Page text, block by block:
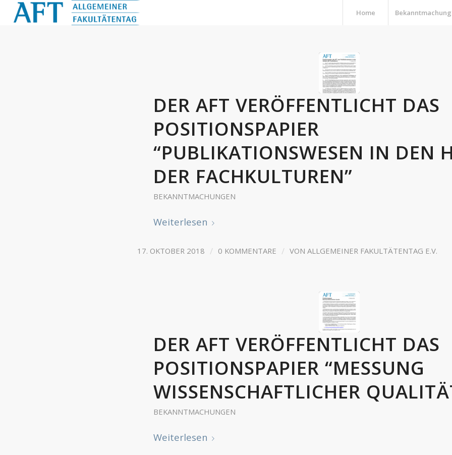
Home
DER AFT VERÖFFENTLICHT DAS
POSITIONSPAPIER
“PUBLIKATIONSWESEN IN DEN
DER FACHKULTUREN”
BEKANNTMACHUNGEN
Weiterlesen
17. OKTOBER 2018 / 0 KOMMENTARE / VON ALLGEMEINER FAKULTÄTENTAG E.V.
DER AFT VERÖFFENTLICHT DAS
POSITIONSPAPIER “MESSUNG
WISSENSCHAFTLICHER
BEKANNTMACHUNGEN
Weiterlesen